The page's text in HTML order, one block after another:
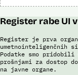
Brošura 60 let
Brošura 60 let
Odgovor na zahtevo
Register rabe UI
Register je prva
umetnointeligenčnih
Podatke smo pridobili
prošnjami za dostop
na javne organe.